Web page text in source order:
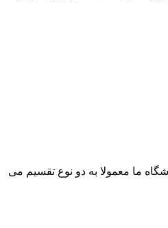
ما معمولا به دو نوع تقسیم می